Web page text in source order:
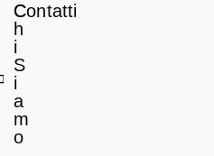
C
h
i
S
i
a
m
o
Contatti